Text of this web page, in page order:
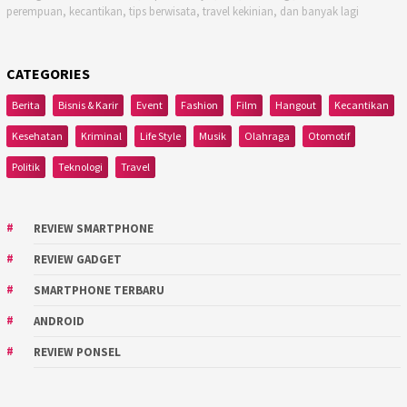
perempuan, kecantikan, tips berwisata, travel kekinian, dan banyak lagi
CATEGORIES
Berita Bisnis & Karir Event Fashion Film Hangout Kecantikan
Kesehatan Kriminal Life Style Musik Olahraga Otomotif
Politik Teknologi Travel
REVIEW SMARTPHONE
REVIEW GADGET
SMARTPHONE TERBARU
ANDROID
REVIEW PONSEL